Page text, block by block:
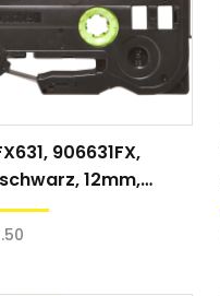
906631FX,
12mm,